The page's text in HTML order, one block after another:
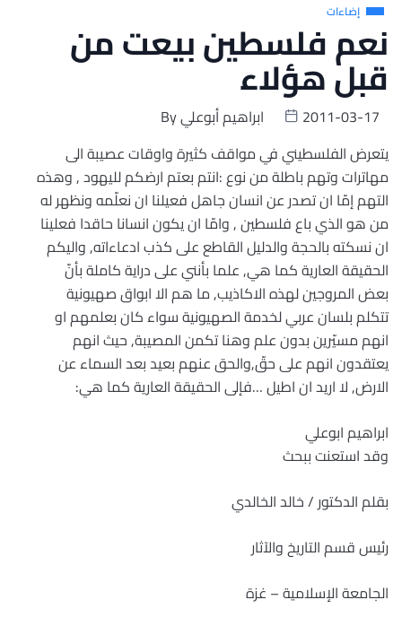
إضاءات
نعم فلسطين بيعت من
قبل هؤلاء
Byابراهيم أبوعلي
2011-03-17
يتعرض الفلسطيني في مواقف كثيرة واوقات عصيبة الى
مهاترات وتهم باطلة من نوع :انتم بعتم ارضكم لليهود , وهذه
التهم إمّا ان تصدر عن انسان جاهل فعيلنا ان نعلّمه ونظهر له
من هو الذي باع فلسطين , وامّا ان يكون انسانا حاقدا فعلينا
ان نسكته بالحجة والدليل القاطع على كذب ادعاءاته, واليكم
الحقيقة العارية كما هي, علما بأنني على دراية كاملة بأنّ
بعض المروجين لهذه الاكاذيب, ما هم الا ابواق صهيونية
تتكلم بلسان عربي لخدمة الصهيونية سواء كان بعلمهم او
انهم مسيّرين بدون علم وهنا تكمن المصيبة, حيث انهم
يعتقدون انهم على حقّ,والحق عنهم بعيد بعد السماء عن
الارض, لا اريد ان اطيل …فإلى الحقيقة العارية كما هي:
ابراهيم ابوعلي
وقد استعنت ببحث
بقلم الدكتور / خالد الخالدي
رئيس قسم التاريخ والآثار
الجامعة الإسلامية – غزة